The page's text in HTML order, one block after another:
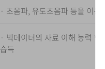
· 초음파, 유도초음파 등을 이
· 빅데이터의 자료 이해 능력
습득